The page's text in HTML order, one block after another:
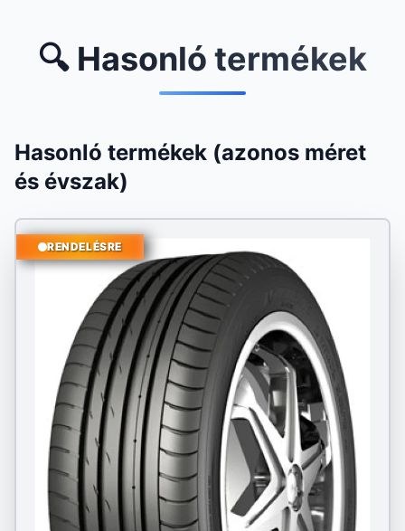
🔍 Hasonló termékek
Hasonló termékek (azonos méret
és évszak)
RENDELÉSRE